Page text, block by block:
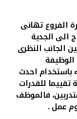
الفروع تهانى
الى الجدية
الجانب النظرى
باستخدام احدث
للقدرات
فالموظف
عمل .